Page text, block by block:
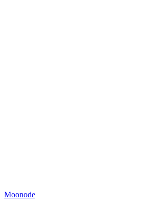
Moonode